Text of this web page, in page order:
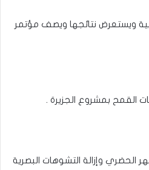
ويستعرض نتائجها ويصف مؤتمر
الحضري وإزالة التشوهات البصرية